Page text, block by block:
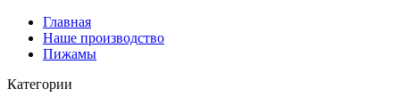
Главная
Наше производство
Пижамы
Категории